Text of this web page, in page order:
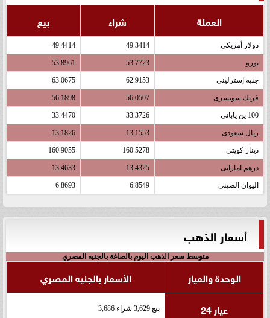
العملة شراء بيع
دولار أمريكى 49.3414
49.4414
يورو 53.7723
53.8961
جنيه إسترلينى 62.9153
63.0675
فرنك سويسرى 56.0507
56.1898
100 ين يابانى 33.3726
33.4470
ريال سعودى 13.1553
13.1826
دينار كويتى 160.5278
160.9055
درهم اماراتى 13.4325
13.4633
اليوان الصينى 6.8549
6.8693
أسعار الذهب
متوسط سعر الذهب اليوم بالصاغة بالجنيه المصري
الوحدة والعيار
الأسعار بالجنيه المصري
عيار 24
بيع 3,629 شراء 3,686